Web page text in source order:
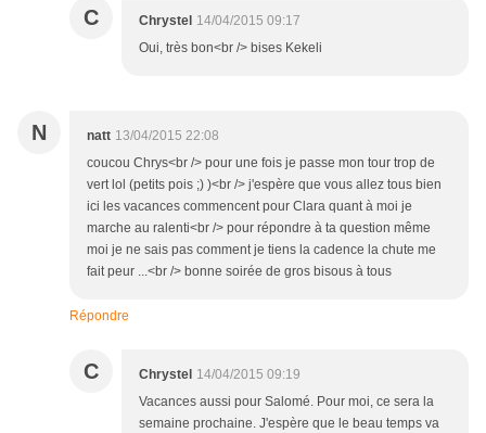
C Chrystel 14/04/2015 09:17
Oui, très bon<br /> bises Kekeli
N natt 13/04/2015 22:08
coucou Chrys<br /> pour une fois je passe mon tour trop de
vert lol (petits pois ;) )<br /> j'espère que vous allez tous bien
ici les vacances commencent pour Clara quant à moi je
marche au ralenti<br /> pour répondre à ta question même
moi je ne sais pas comment je tiens la cadence la chute me
fait peur ...<br /> bonne soirée de gros bisous à tous
Répondre
C Chrystel 14/04/2015 09:19
Vacances aussi pour Salomé. Pour moi, ce sera la
semaine prochaine. J'espère que le beau temps va